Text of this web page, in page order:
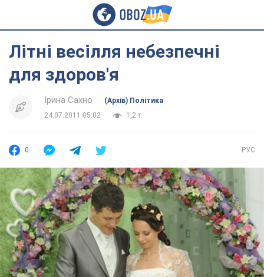
Літні весілля небезпечні
для здоров'я
Ірина Сахно
(Архів) Політика
24.07.2011 05:02
1,2 т.
0 РУС